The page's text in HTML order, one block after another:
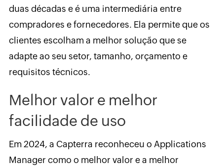
duas décadas e é uma intermediária entre
compradores e fornecedores. Ela permite que os
clientes escolham a melhor solução que se
adapte ao seu setor, tamanho, orçamento e
requisitos técnicos.
Melhor valor e melhor
facilidade de uso
Em 2024, a Capterra reconheceu o Applications
Manager como o melhor valor e a melhor